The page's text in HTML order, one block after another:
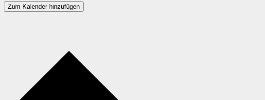
Zum Kalender hinzufügen